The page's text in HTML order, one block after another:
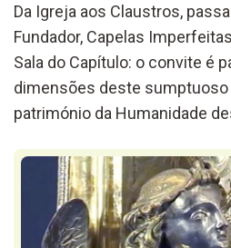
Da Igreja aos Claustros,
Fundador, Capelas
Sala do Capítulo: o convite é
dimensões deste
património da Humanidade